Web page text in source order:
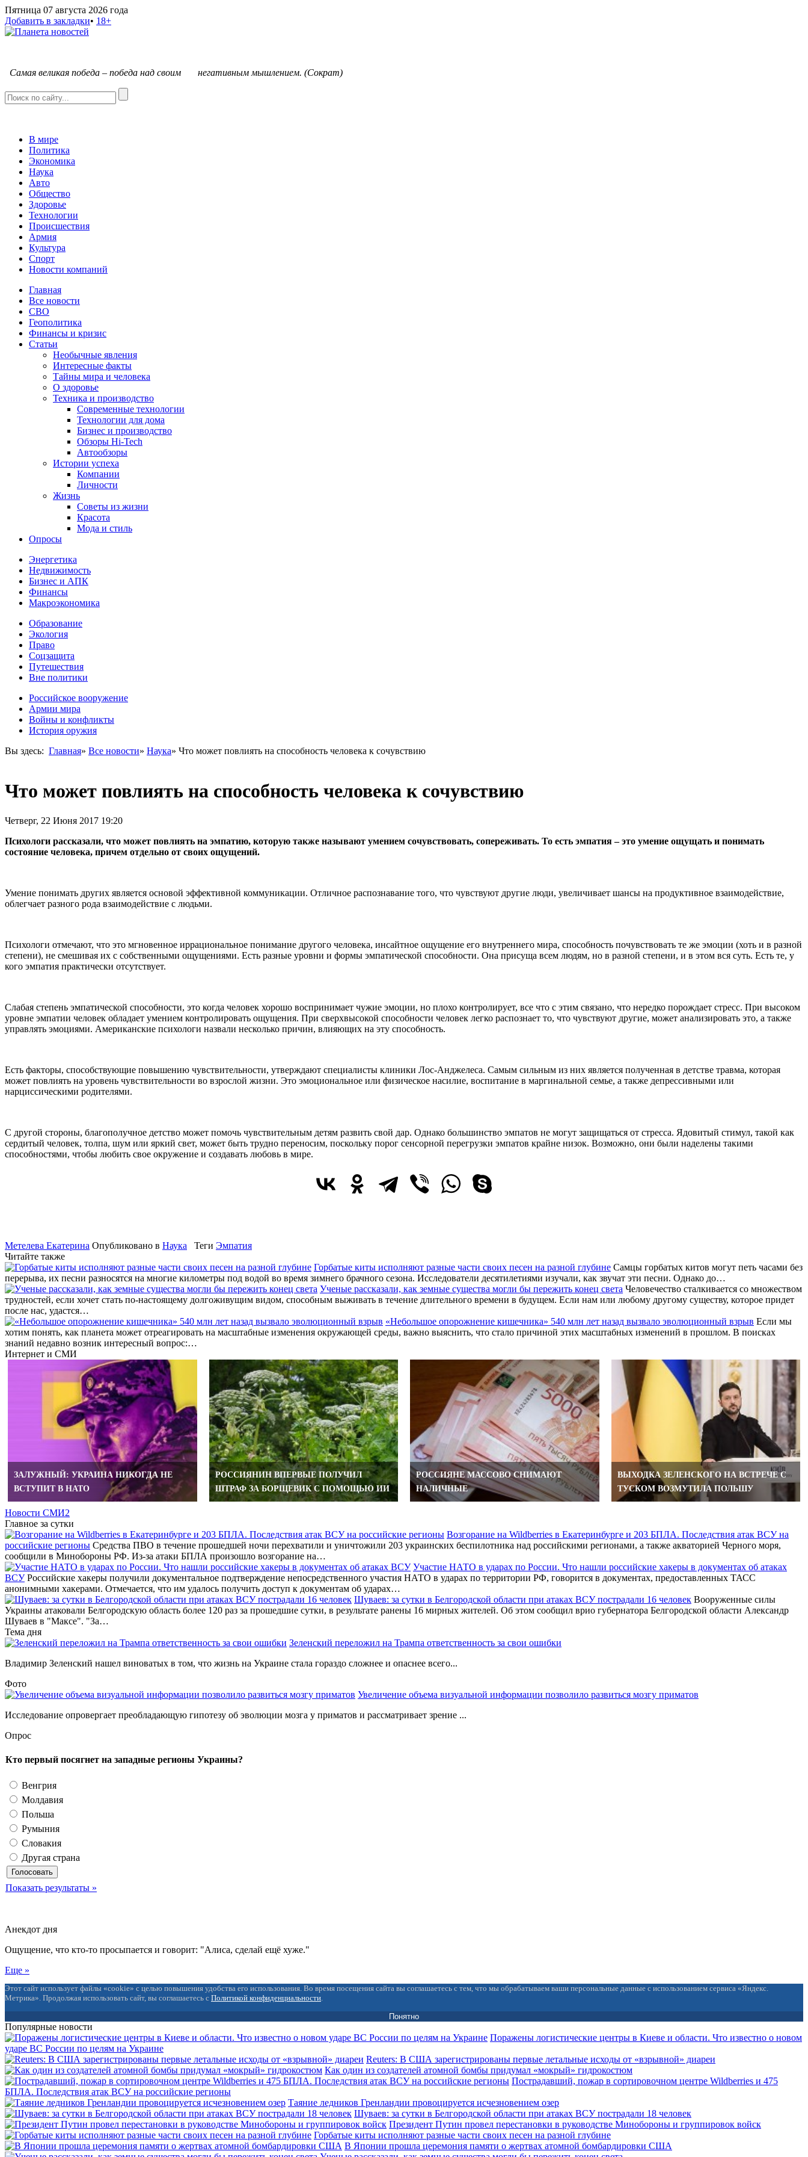
Пятница 07 августа 2026 года
Добавить в закладки• 18+
Самая великая победа – победа над своим негативным мышлением. (Сократ)
В мире
Политика
Экономика
Наука
Авто
Общество
Здоровье
Технологии
Происшествия
Армия
Культура
Спорт
Новости компаний
Главная
Все новости
СВО
Геополитика
Финансы и кризис
Статьи
Необычные явления
Интересные факты
Тайны мира и человека
О здоровье
Техника и производство
Современные технологии
Технологии для дома
Бизнес и производство
Обзоры Hi-Tech
Автообзоры
Истории успеха
Компании
Личности
Жизнь
Советы из жизни
Красота
Мода и стиль
Опросы
Энергетика
Недвижимость
Бизнес и АПК
Финансы
Макроэкономика
Образование
Экология
Право
Соцзащита
Путешествия
Вне политики
Российское вооружение
Армии мира
Войны и конфликты
История оружия
Вы здесь: Главная» Все новости» Наука» Что может повлиять на способность человека к сочувствию
Что может повлиять на способность человека к сочувствию
Четверг, 22 Июня 2017 19:20
Психологи рассказали, что может повлиять на эмпатию, которую также называют умением сочувствовать, сопереживать. То есть эмпатия – это умение ощущать и понимать
состояние человека, причем отдельно от своих ощущений.
Умение понимать других является основой эффективной коммуникации. Отличное распознавание того, что чувствуют другие люди, увеличивает шансы на продуктивное взаимодействие,
облегчает разного рода взаимодействие с людьми.
Психологи отмечают, что это мгновенное иррациональное понимание другого человека, инсайтное ощущение его внутреннего мира, способность почувствовать те же эмоции (хоть и в разной
степени), не смешивая их с собственными ощущениями. Есть разные уровни и формы эмпатической способности. Она присуща всем людям, но в разной степени, и в этом вся суть. Есть те, у
кого эмпатия практически отсутствует.
Слабая степень эмпатической способности, это когда человек хорошо воспринимает чужие эмоции, но плохо контролирует, все что с этим связано, что нередко порождает стресс. При высоком
уровне эмпатии человек обладает умением контролировать ощущения. При сверхвысокой способности человек легко распознает то, что чувствуют другие, может анализировать это, а также
управлять эмоциями. Американские психологи назвали несколько причин, влияющих на эту способность.
Есть факторы, способствующие повышению чувствительности, утверждают специалисты клиники Лос-Анджелеса. Самым сильным из них является полученная в детстве травма, которая
может повлиять на уровень чувствительности во взрослой жизни. Это эмоциональное или физическое насилие, воспитание в маргинальной семье, а также депрессивными или
нарциссическими родителями.
С другой стороны, благополучное детство может помочь чувствительным детям развить свой дар. Однако большинство эмпатов не могут защищаться от стресса. Ядовитый стимул, такой как
сердитый человек, толпа, шум или яркий свет, может быть трудно переносим, поскольку порог сенсорной перегрузки эмпатов крайне низок. Возможно, они были наделены такими
способностями, чтобы любить свое окружение и создавать любовь в мире.
Метелева Екатерина Опубликовано в Наука Теги Эмпатия
Читайте также
Горбатые киты исполняют разные части своих песен на разной глубине Самцы горбатых китов могут петь часами без
перерыва, их песни разносятся на многие километры под водой во время зимнего брачного сезона. Исследователи десятилетиями изучали, как звучат эти песни. Однако до…
Ученые рассказали, как земные существа могли бы пережить конец света Человечество сталкивается со множеством
трудностей, если хочет стать по-настоящему долгоживущим видом, способным выживать в течение длительного времени в будущем. Если нам или любому другому существу, которое придет
после нас, удастся…
«Небольшое опорожнение кишечника» 540 млн лет назад вызвало эволюционный взрыв Если мы
хотим понять, как планета может отреагировать на масштабные изменения окружающей среды, важно выяснить, что стало причиной этих масштабных изменений в прошлом. В поисках
знаний недавно возник интересный вопрос:…
Интернет и СМИ
ЗАЛУЖНЫЙ: УКРАИНА НИКОГДА НЕ
ВСТУПИТ В НАТО
РОССИЯНИН ВПЕРВЫЕ ПОЛУЧИЛ
ШТРАФ ЗА БОРЩЕВИК С ПОМОЩЬЮ ИИ
РОССИЯНЕ МАССОВО СНИМАЮТ
НАЛИЧНЫЕ
ВЫХОДКА ЗЕЛЕНСКОГО НА ВСТРЕЧЕ С
ТУСКОМ ВОЗМУТИЛА ПОЛЬШУ
Новости СМИ2
Главное за сутки
Возгорание на Wildberries в Екатеринбурге и 203 БПЛА. Последствия атак ВСУ на
российские регионы Средства ПВО в течение прошедшей ночи перехватили и уничтожили 203 украинских беспилотника над российскими регионами, а также акваторией Черного моря,
сообщили в Минобороны РФ. Из-за атаки БПЛА произошло возгорание на…
Участие НАТО в ударах по России. Что нашли российские хакеры в документах об атаках
ВСУРоссийские хакеры получили документальное подтверждение непосредственного участия НАТО в ударах по территории РФ, говорится в документах, предоставленных ТАСС
анонимными хакерами. Отмечается, что им удалось получить доступ к документам об ударах…
Шуваев: за сутки в Белгородской области при атаках ВСУ пострадали 16 человек Вооруженные силы
Украины атаковали Белгородскую область более 120 раз за прошедшие сутки, в результате ранены 16 мирных жителей. Об этом сообщил врио губернатора Белгородской области Александр
Шуваев в "Максе". "За…
Тема дня
Зеленский переложил на Трампа ответственность за свои ошибки
Владимир Зеленский нашел виноватых в том, что жизнь на Украине стала гораздо сложнее и опаснее всего...
Фото
Увеличение объема визуальной информации позволило развиться мозгу приматов
Исследование опровергает преобладающую гипотезу об эволюции мозга у приматов и рассматривает зрение ...
Опрос
Кто первый посягнет на западные регионы Украины?
Венгрия
Молдавия
Польша
Румыния
Словакия
Другая страна
Показать результаты »
Анекдот дня
Ощущение, что кто-то просыпается и говорит: "Алиса, сделай ещё хуже."
Еще »
Этот сайт использует файлы «cookie» с целью повышения удобства его использования. Во время посещения сайта вы соглашаетесь с тем, что мы обрабатываем ваши персональные данные с использованием сервиса «Яндекс.
Метрика». Продолжая использовать сайт, вы соглашаетесь с Политикой конфиденциальности.
Понятно
Популярные новости
Поражены логистические центры в Киеве и области. Что известно о новом
ударе ВС России по целям на Украине
Reuters: В США зарегистрированы первые летальные исходы от «взрывной» диареи
Как один из создателей атомной бомбы придумал «мокрый» гидрокостюм
Пострадавший, пожар в сортировочном центре Wildberries и 475
БПЛА. Последствия атак ВСУ на российские регионы
Таяние ледников Гренландии провоцируется исчезновением озер
Шуваев: за сутки в Белгородской области при атаках ВСУ пострадали 18 человек
Президент Путин провел перестановки в руководстве Минобороны и группировок войск
Горбатые киты исполняют разные части своих песен на разной глубине
В Японии прошла церемония памяти о жертвах атомной бомбардировки США